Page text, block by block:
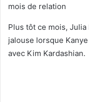
Plus tôt ce mois, Julia
jalouse lorsque
avec Kim Kardashian.